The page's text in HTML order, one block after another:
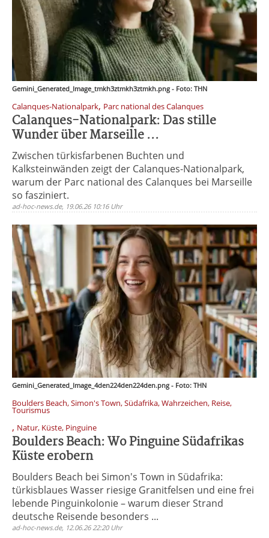
Gemini_Generated_Image_tmkh3ztmkh3ztmkh.png - Foto: THN
Calanques-Nationalpark, Parc national des Calanques
Calanques-Nationalpark: Das stille
Wunder über Marseille ...
Zwischen türkisfarbenen Buchten und
Kalksteinwänden zeigt der Calanques-Nationalpark,
warum der Parc national des Calanques bei Marseille
so fasziniert.
ad-hoc-news.de, 19.06.26 10:16 Uhr
Gemini_Generated_Image_4den224den224den.png - Foto: THN
Boulders Beach, Simon's Town, Südafrika, Wahrzeichen, Reise,
Tourismus
, Natur, Küste, Pinguine
Boulders Beach: Wo Pinguine Südafrikas
Küste erobern
Boulders Beach bei Simon's Town in Südafrika:
türkisblaues Wasser riesige Granitfelsen und eine frei
lebende Pinguinkolonie – warum dieser Strand
deutsche Reisende besonders ...
ad-hoc-news.de, 12.06.26 22:20 Uhr